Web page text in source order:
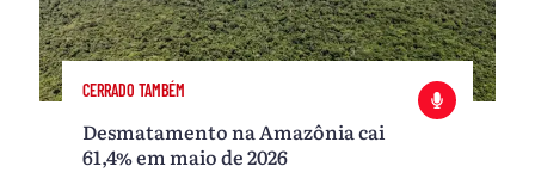
CERRADO TAMBÉM
Desmatamento na Amazônia cai
61,4% em maio de 2026